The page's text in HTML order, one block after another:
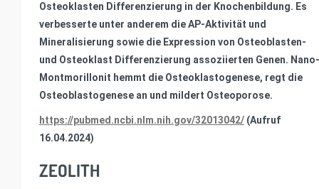
Osteoklasten Differenzierung in der Knochenbildung. Es
verbesserte unter anderem die AP-Aktivität und
Mineralisierung sowie die Expression von Osteoblasten-
und Osteoklast Differenzierung assoziierten Genen. Nano-
Montmorillonit hemmt die Osteoklastogenese, regt die
Osteoblastogenese an und mildert Osteoporose.
https://pubmed.ncbi.nlm.nih.gov/32013042/ (Aufruf
16.04.2024)
ZEOLITH